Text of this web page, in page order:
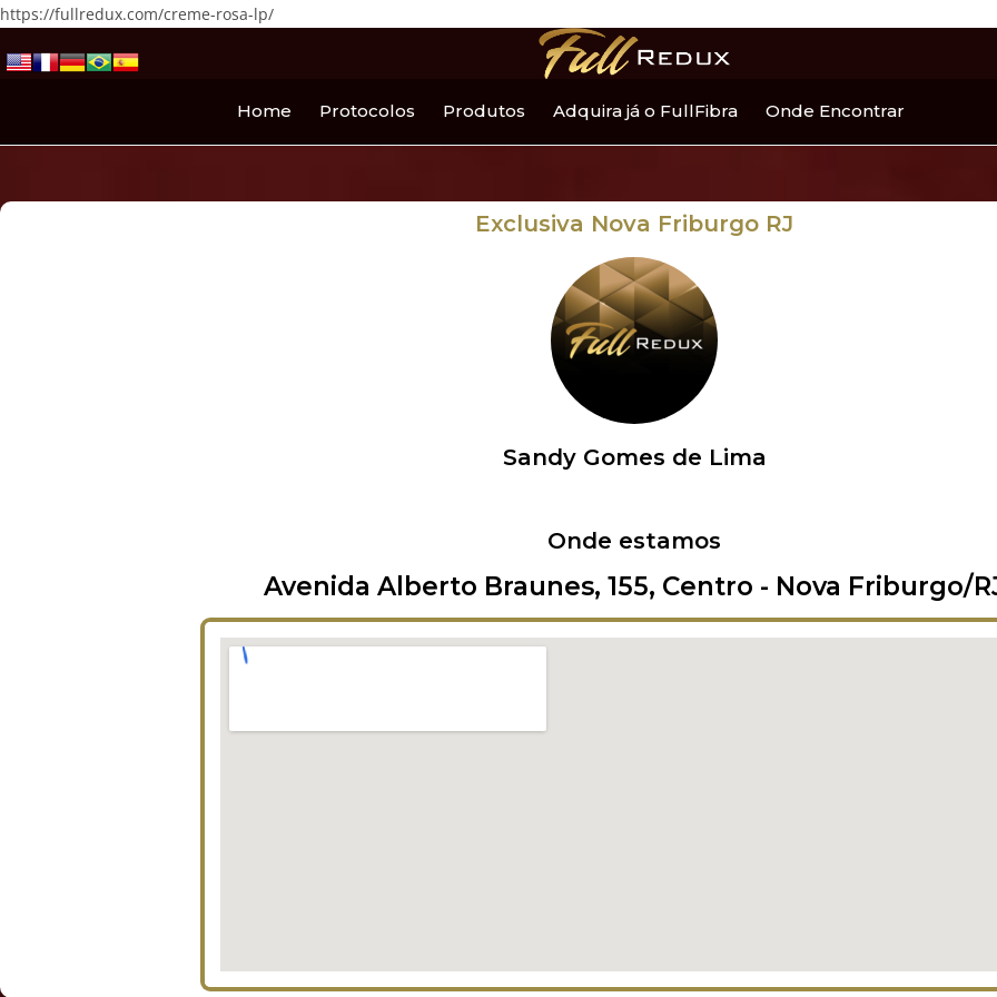
https://fullredux.com/creme-rosa-lp/
Home Protocolos Produtos Adquira já o FullFibra Onde Encontrar
Exclusiva Nova Friburgo RJ
Sandy Gomes de Lima
Onde estamos
Avenida Alberto Braunes, 155, Centro - Nova Friburgo/